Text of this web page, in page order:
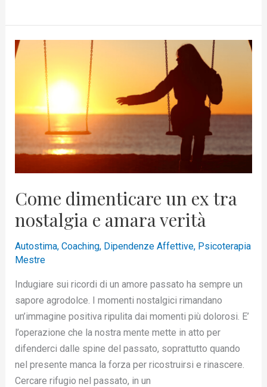
Come dimenticare un ex tra
nostalgia e amara verità
Autostima, Coaching, Dipendenze Affettive, Psicoterapia
Mestre
Indugiare sui ricordi di un amore passato ha sempre un
sapore agrodolce. I momenti nostalgici rimandano
un’immagine positiva ripulita dai momenti più dolorosi. E’
l’operazione che la nostra mente mette in atto per
difenderci dalle spine del passato, soprattutto quando
nel presente manca la forza per ricostruirsi e rinascere.
Cercare rifugio nel passato, in un
Come
dimenticare
tra
nostalgia
verità